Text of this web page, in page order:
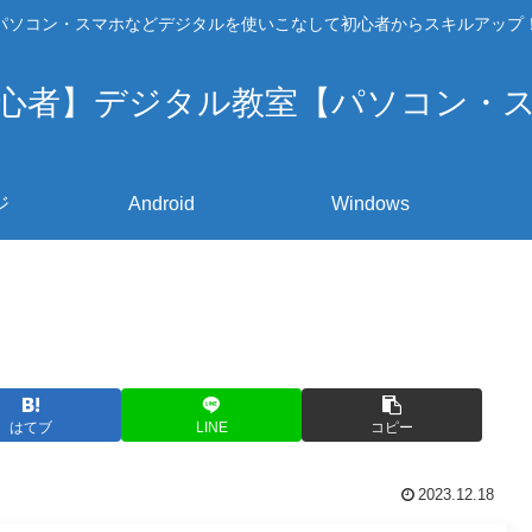
ソコン・スマホなどデジタルを使いこなして初心者からスキルアップ
者】デジタル教室【パソコン・
Android Windows
はてブ LINE コピー
2023.12.18